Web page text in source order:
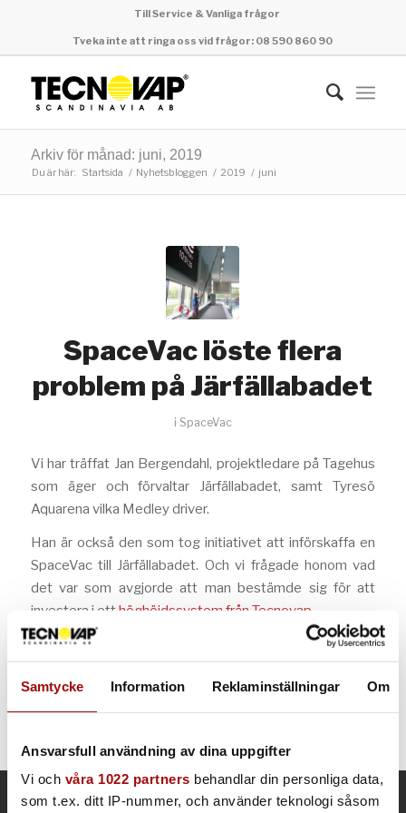
Samtycke Information Reklaminställningar Om
Ansvarsfull användning av dina uppgifter
Vi och våra 1022 partners behandlar din personliga data,
som t.ex. ditt IP-nummer, och använder teknologi såsom
Till Service & Vanliga frågor
Tveka inte att ringa oss vid frågor: 08 590 860 90
Arkiv för månad: juni, 2019
Du är här: Startsida / Nyhetsbloggen / 2019 / juni
SpaceVac löste flera
problem på Järfällabadet
i SpaceVac
Vi har träffat Jan Bergendahl, projektledare på Tagehus
som äger och förvaltar Järfällabadet, samt Tyresö
Aquarena vilka Medley driver.
Han är också den som tog initiativet att införskaffa en
SpaceVac till Järfällabadet. Och vi frågade honom vad
det var som avgjorde att man bestämde sig för att
investera i etthöghöjdssystem från Tecnovap
Läs mer